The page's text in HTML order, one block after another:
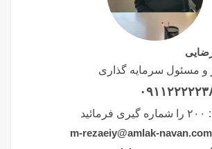
و مسئول سرمایه گذاری
۲۰۰ را شماره گیری فرمائید
m-rezaeiy@amlak-navan.com